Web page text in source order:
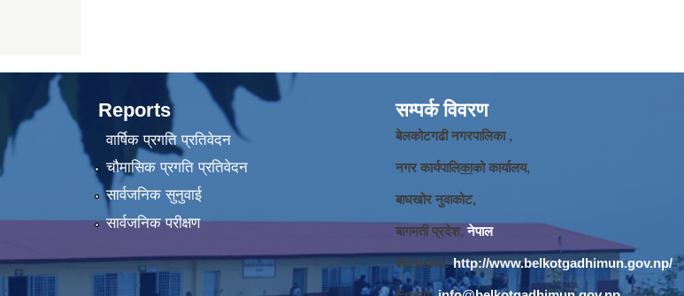
Reports
वार्षिक प्रगति प्रतिवेदन
चौमासिक प्रगति प्रतिवेदन
सार्वजनिक सुनुवाई
सार्वजनिक परीक्षण
सम्पर्क विवरण
बेलकोटगढी नगरपालिका ,
नगर कार्यपालिकाको कार्यालय,
बाघखोर नुवाकोट,
बागमती प्रदेश, नेपाल
Website:http://www.belkotgadhimun.gov.np/